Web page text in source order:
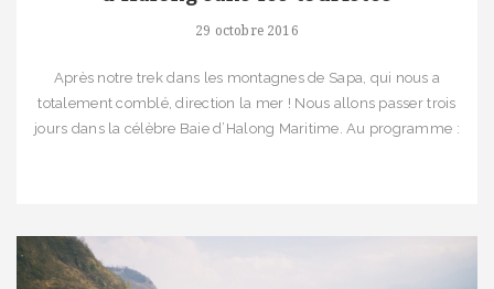
29 octobre 2016
Après notre trek dans les montagnes de Sapa, qui nous a
totalement comblé, direction la mer ! Nous allons passer trois
jours dans la célèbre Baie d’Halong Maritime. Au programme :